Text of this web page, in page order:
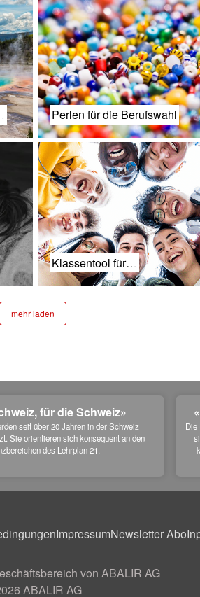
Perlen für die Berufswahl
Klassentool für…
mehr laden
für die Schweiz»
seit über 20 Jahren in der Schweiz
Sie orientieren sich konsequent an den
des Lehrplan 21.
Die
ImpressumNewsletter Abo
von ABALIR AG
ABALIR AG